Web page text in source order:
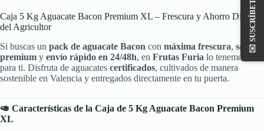
Caja 5 Kg Aguacate Bacon Premium XL – Frescura y Ahorro Directo
del Agricultor
Si buscas un pack de aguacate Bacon con máxima frescura, sabor
premium y envío rápido en 24/48h, en Frutas Furia lo tenemos listo
para ti. Disfruta de aguacates certificados, cultivados de manera
sostenible en Valencia y entregados directamente en tu puerta.
🥑 Características de la Caja de 5 Kg Aguacate Bacon Premium
XL
✉️